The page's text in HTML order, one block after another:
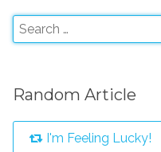
Random Article
I'm Feeling Lucky!